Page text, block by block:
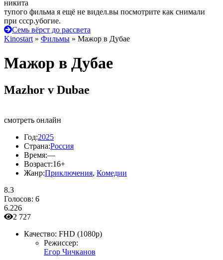
никита
тупого фильма я ещё не видел.вы посмотрите как снимали
при ссср.убогие.
Семь вёрст до рассвета
Kinostart » Фильмы » Мажор в Дубае
Мажор в Дубае
Mazhor v Dubae
смотреть онлайн
Год:2025
Страна:Россия
Время:—
Возраст:16+
Жанр:Приключения, Комедии
8.3
Голосов: 6
6.226
2 727
Качество: FHD (1080p)
Режиссер:
Егор Чичканов